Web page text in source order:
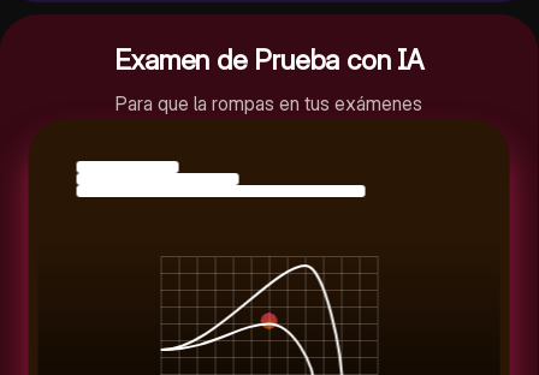
Examen de Prueba con IA
Para que la rompas en tus exámenes